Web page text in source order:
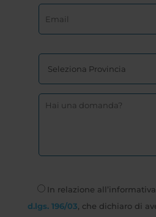
In relazione all’informativa
d.lgs. 196/03, che dichiaro di